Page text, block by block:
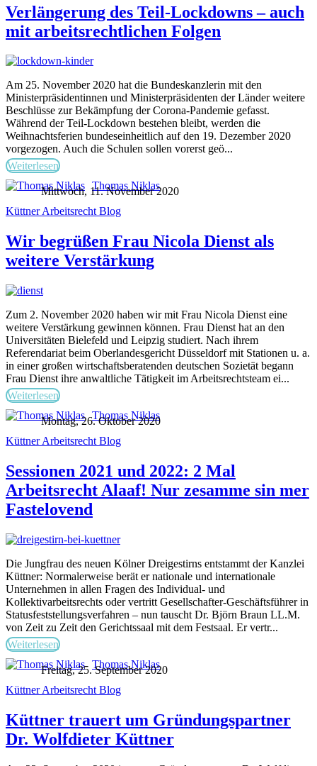
Verlängerung des Teil-Lockdowns – auch
mit arbeitsrechtlichen Folgen
Am 25. November 2020 hat die Bundeskanzlerin mit den
Ministerpräsidentinnen und Ministerpräsidenten der Länder weitere
Beschlüsse zur Bekämpfung der Corona-Pandemie gefasst.
Während der Teil-Lockdown bestehen bleibt, werden die
Weihnachtsferien bundeseinheitlich auf den 19. Dezember 2020
vorgezogen. Auch die Schulen sollen vorerst geö...
Weiterlesen
Thomas Niklas
Mittwoch, 11. November 2020
Küttner Arbeitsrecht Blog
Wir begrüßen Frau Nicola Dienst als
weitere Verstärkung
Zum 2. November 2020 haben wir mit Frau Nicola Dienst eine
weitere Verstärkung gewinnen können. Frau Dienst hat an den
Universitäten Bielefeld und Leipzig studiert. Nach ihrem
Referendariat beim Oberlandesgericht Düsseldorf mit Stationen u. a.
in einer großen wirtschaftsberatenden deutschen Sozietät begann
Frau Dienst ihre anwaltliche Tätigkeit im Arbeitsrechtsteam ei...
Weiterlesen
Thomas Niklas
Montag, 26. Oktober 2020
Küttner Arbeitsrecht Blog
Sessionen 2021 und 2022: 2 Mal
Arbeitsrecht Alaaf! Nur zesamme sin mer
Fastelovend
Die Jungfrau des neuen Kölner Dreigestirns entstammt der Kanzlei
Küttner: Normalerweise berät er nationale und internationale
Unternehmen in allen Fragen des Individual- und
Kollektivarbeitsrechts oder vertritt Gesellschafter-Geschäftsführer in
Statusfeststellungsverfahren – nun tauscht Dr. Björn Braun LL.M.
von Zeit zu Zeit den Gerichtssaal mit dem Festsaal. Er vertr...
Weiterlesen
Thomas Niklas
Freitag, 25. September 2020
Küttner Arbeitsrecht Blog
Küttner trauert um Gründungspartner
Dr. Wolfdieter Küttner